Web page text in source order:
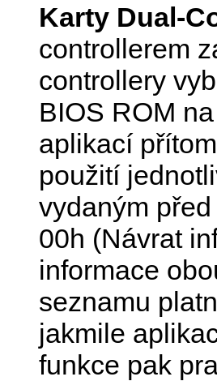
Karty Dual-
controllerem
controllery
BIOS ROM
aplikací
použití
vydaným
00h (Návrat
informace
seznamu
jakmile
funkce pak